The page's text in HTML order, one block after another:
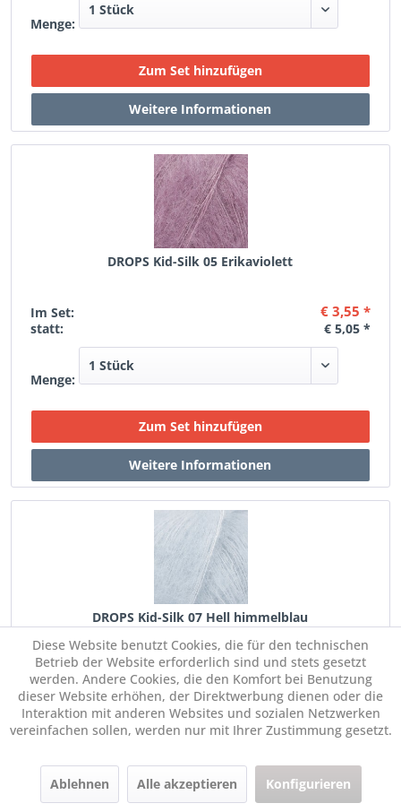
Menge:
DROPS Kid-Silk 05 Erikaviolett
Im Set: € 3,55 *
statt: € 5,05 *
Menge:
DROPS Kid-Silk 07 Hell himmelblau
Im Set: € 3,55 *
statt: € 5,05 *
Menge:
Diese Website benutzt Cookies, die für den technischen
Betrieb der Website erforderlich sind und stets gesetzt
werden. Andere Cookies, die den Komfort bei Benutzung
dieser Website erhöhen, der Direktwerbung dienen oder die
Interaktion mit anderen Websites und sozialen Netzwerken
vereinfachen sollen, werden nur mit Ihrer Zustimmung gesetzt.
Ablehnen Alle akzeptieren Konfigurieren